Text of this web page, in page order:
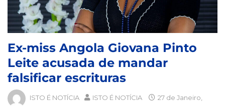
Ex-miss Angola Giovana Pinto
Leite acusada de mandar
falsificar escrituras
ISTO É NOTÍCIA ISTO É NOTÍCIA
27 de Janeiro,